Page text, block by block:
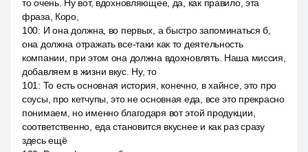
то очень. Ну вот, вдохновляющее, да, как правило, эта
фраза, Коро,
100: И она должна, во первых, а быстро запоминаться б,
она должна отражать все-таки как то деятельность
компании, при этом она должна вдохновлять. Наша миссия,
добавляем в жизни вкус. Ну, то
101 : То есть основная история, конечно, в хайнсе, это про
соусы, про кетчупы, это не основная еда, все это прекрасно
понимаем, но именно благодаря вот этой продукции,
соответственно, еда становится вкуснее и как раз сразу
здесь ещё